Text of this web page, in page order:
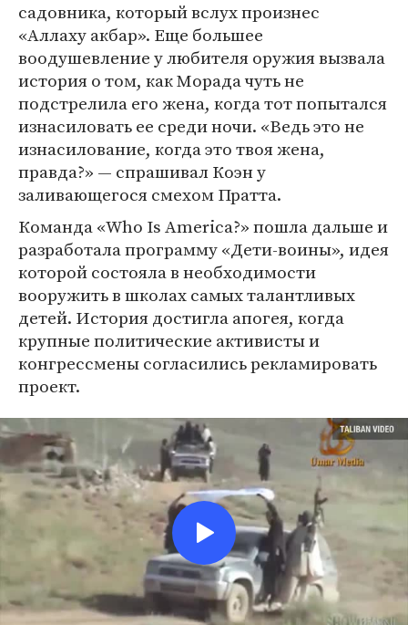
садовника, который вслух произнес
«Аллаху акбар». Еще большее
воодушевление у любителя оружия вызвала
история о том, как Морада чуть не
подстрелила его жена, когда тот попытался
изнасиловать ее среди ночи. «Ведь это не
изнасилование, когда это твоя жена,
правда?» — спрашивал Коэн у
заливающегося смехом Пратта.
Команда «Who Is America?» пошла дальше и
разработала программу «Дети-воины», идея
которой состояла в необходимости
вооружить в школах самых талантливых
детей. История достигла апогея, когда
крупные политические активисты и
конгрессмены согласились рекламировать
проект.